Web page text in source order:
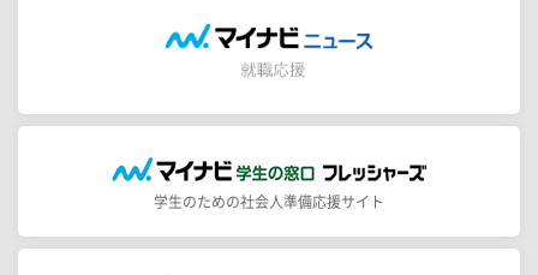
学生のための社会人準備応援サイト